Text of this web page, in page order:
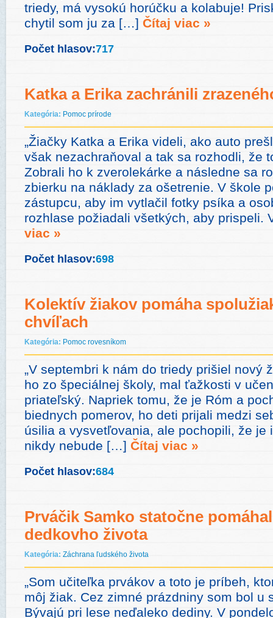
triedy, má vysokú horúčku a kolabuje!
chytil som ju za […] Čítaj viac »
Počet hlasov:717
Katka a Erika zachránili
Kategória: Pomoc prírode
„Žiačky Katka a Erika videli, ako auto
však nezachraňoval a tak sa rozhodli, že
Zobrali ho k zverolekárke a následne sa
zbierku na náklady za ošetrenie. V škole
zástupcu, aby im vytlačil fotky psíka a
rozhlase požiadali všetkých, aby
viac »
Počet hlasov:698
Kolektív žiakov pomáha
chvíľach
Kategória: Pomoc rovesníkom
„V septembri k nám do triedy prišiel nový
ho zo špeciálnej školy, mal ťažkosti v
priateľský. Napriek tomu, že je Róm a
biednych pomerov, ho deti prijali medzi
úsilia a vysvetľovania, ale pochopili, že je
nikdy nebude […] Čítaj viac »
Počet hlasov:684
Prváčik Samko statočne
dedkovho života
Kategória: Záchrana ľudského života
„Som učiteľka prvákov a toto je príbeh,
môj žiak. Cez zimné prázdniny som bol u
Bývajú pri lese neďaleko dediny. V